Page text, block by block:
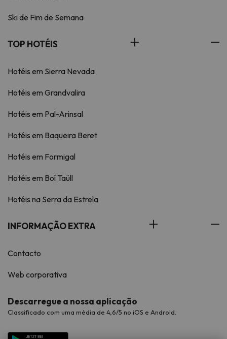
Ski de Fim de Semana
TOP HOTÉIS
Hotéis em Sierra Nevada
Hotéis em Grandvalira
Hotéis em Pal-Arinsal
Hotéis em Baqueira Beret
Hotéis em Formigal
Hotéis em Boí Taüll
Hotéis na Serra da Estrela
INFORMAÇÃO EXTRA
Contacto
Web corporativa
Descarregue a nossa aplicação
Classificado com uma média de 4,6/5 no iOS e Android.